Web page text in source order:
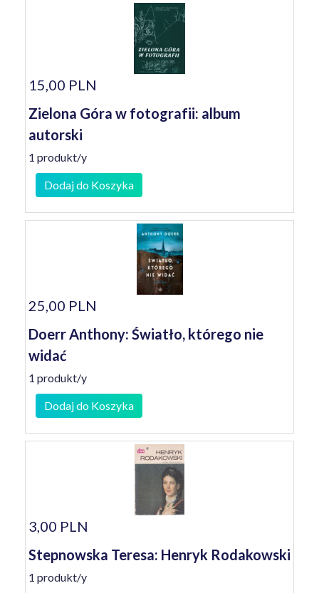
15,00 PLN
Zielona Góra w fotografii: album
autorski
1 produkt/y
Dodaj do Koszyka
25,00 PLN
Doerr Anthony: Światło, którego nie
widać
1 produkt/y
Dodaj do Koszyka
3,00 PLN
Stepnowska Teresa: Henryk Rodakowski
1 produkt/y